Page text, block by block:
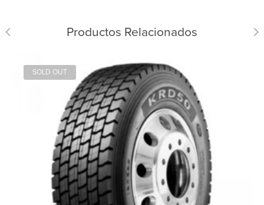
Productos Relacionados
SOLD OUT